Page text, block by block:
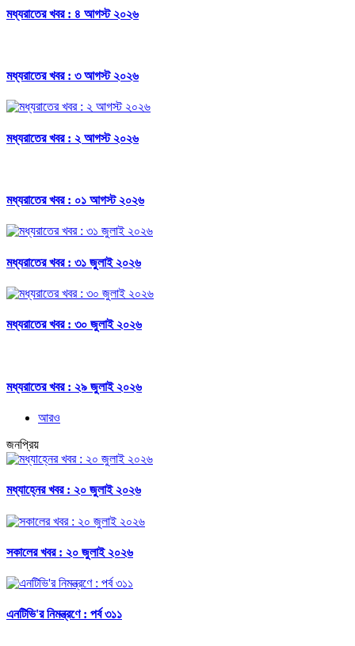
মধ্যরাতের খবর : ৪ আগস্ট ২০২৬
মধ্যরাতের খবর : ৩ আগস্ট ২০২৬
মধ্যরাতের খবর : ২ আগস্ট ২০২৬
মধ্যরাতের খবর : ০১ আগস্ট ২০২৬
মধ্যরাতের খবর : ৩১ জুলাই ২০২৬
মধ্যরাতের খবর : ৩০ জুলাই ২০২৬
মধ্যরাতের খবর : ২৯ জুলাই ২০২৬
আরও
জনপ্রিয়
মধ্যাহ্নের খবর : ২০ জুলাই ২০২৬
সকালের খবর : ২০ জুলাই ২০২৬
এনটিভি'র নিমন্ত্রণে : পর্ব ৩১১